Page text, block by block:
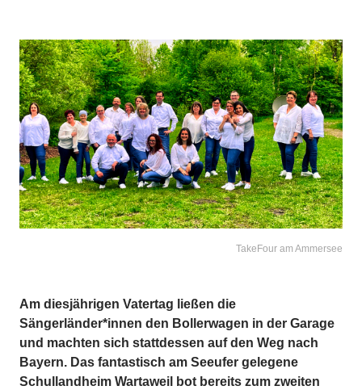
TakeFour am Ammersee
Am diesjährigen Vatertag ließen die
Sängerländer*innen den Bollerwagen in der Garage
und machten sich stattdessen auf den Weg nach
Bayern. Das fantastisch am Seeufer gelegene
Schullandheim Wartaweil bot bereits zum zweiten